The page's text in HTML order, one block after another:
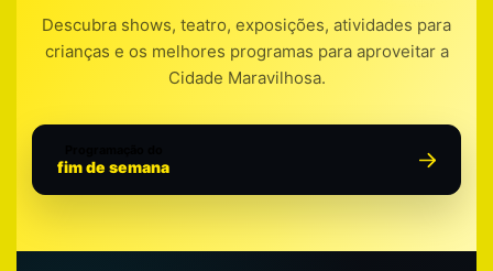
Descubra shows, teatro, exposições, atividades para
crianças e os melhores programas para aproveitar a
Cidade Maravilhosa.
fim de semana